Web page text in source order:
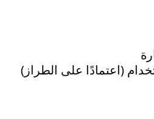
(اعتمادًا على الطراز)